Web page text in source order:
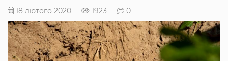
18 лютого 2020 1923 0